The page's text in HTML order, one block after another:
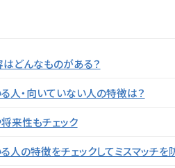
どんなものがある？
人・向いていない人の特徴は？
来性もチェック
人の特徴をチェックしてミスマッチを